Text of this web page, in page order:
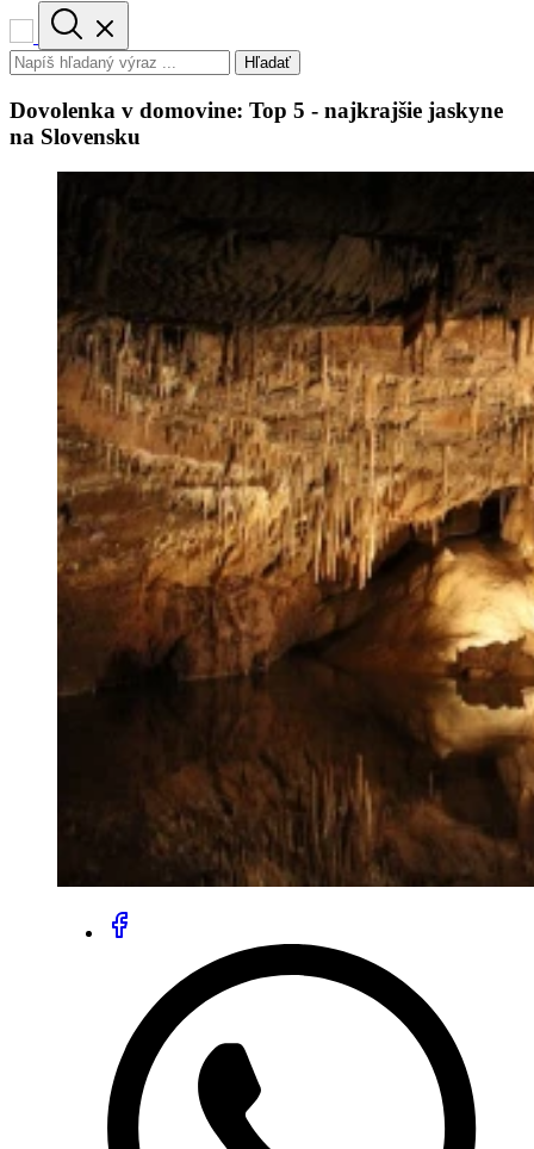
Hľadať
Dovolenka v domovine: Top 5 - najkrajšie jaskyne
na Slovensku